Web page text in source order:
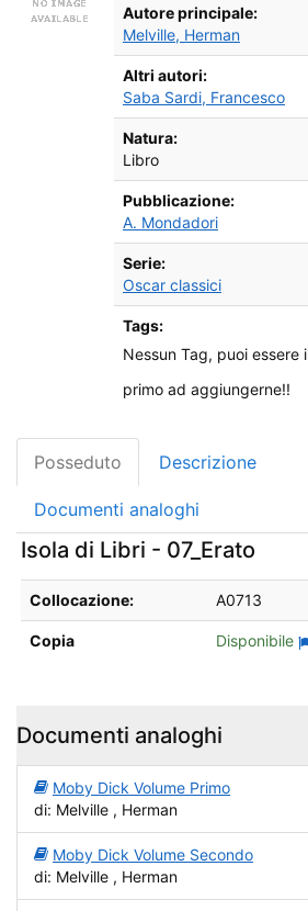
Autore principale:
Melville, Herman
Altri autori:
Saba Sardi, Francesco
Natura:
Libro
Pubblicazione:
A. Mondadori
Serie:
Oscar classici
Tags:
Nessun Tag, puoi essere
primo ad aggiungerne!!
Posseduto Descrizione
Documenti analoghi
Isola di Libri - 07_Erato
Dettagli sul posseduto da Isola di Libri -
Collocazione: A0713
Copia Disponibile
Documenti analoghi
Moby Dick Volume Primo
di: Melville , Herman
Moby Dick Volume Secondo
di: Melville , Herman